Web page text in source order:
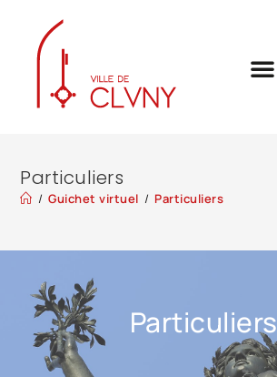
Particuliers
/ Guichet virtuel / Particuliers
Particuliers